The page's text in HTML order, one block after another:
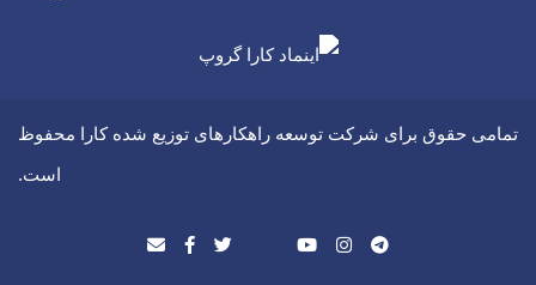
تمامی حقوق برای شرکت توسعه راهکارهای توزیع شده کارا محفوظ
است.